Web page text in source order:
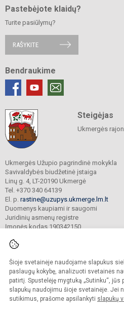
Šioje svetainėje naudojame slapukus
paslaugų kokybę, analizuoti svetainės
patirtį. Spustelėję mygtuką „Sutinku“,
slapukų naudojimu šioje svetainėje. Jei
sutikimus, prašome apsilankyti slapukų
Pastebėjote klaidų?
Turite pasiūlymų?
RAŠYKITE
Bendraukime
Steigėjas
Ukmergės
Ukmergės Užupio pagrindinė mokykla
Savivaldybės biudžetinė įstaiga
Linų g. 4, LT-20190 Ukmergė
Tel. +370 340 64139
El. p. rastine@uzupys.ukmerge.lm.lt
Duomenys kaupiami ir saugomi
Juridinių asmenų registre
Įmonės kodas 190342150
© 2022. Ukmergės Užupio pagrindinė
Kopijuoti turinį be raštiško įstaigos
Prieinamumo paraiška
Sumanus būdas atnaujinti